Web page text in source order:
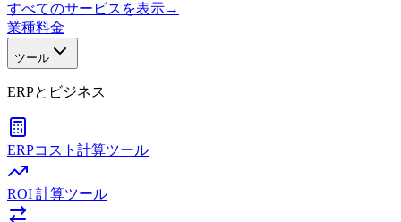
すべてのサービスを表示→
業種料金
ツール
ERPとビジネス
ERPコスト計算ツール
ROI 計算ツール